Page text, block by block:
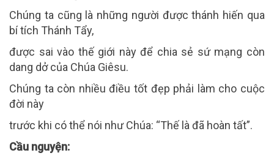
Chúng ta cũng là những người được thánh hiến qua
bí tích Thánh Tẩy,
được sai vào thế giới này để chia sẻ sứ mạng còn
dang dở của Chúa Giêsu.
Chúng ta còn nhiều điều tốt đẹp phải làm cho cuộc
đời này
trước khi có thể nói như Chúa: “Thế là đã hoàn tất”.
Cầu nguyện: